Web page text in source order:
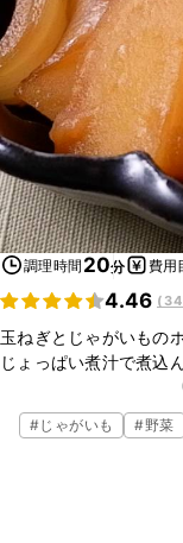
調理時間 20分 費用
4.46 ( 34
玉ねぎとじゃがいもの
じょっぱい煮汁で煮込
て仕上げました。有塩
ですよ。ぜひお試しく
#じゃがいも #野菜